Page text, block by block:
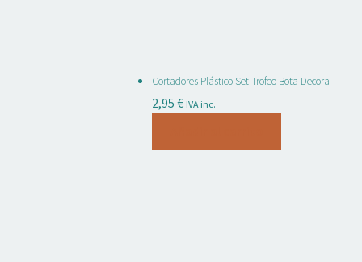
Cortadores Plástico Set Trofeo Bota Decora
2,95€ IVA inc.